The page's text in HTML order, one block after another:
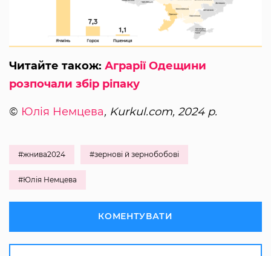
Читайте також: Аграрії Одещини
розпочали збір ріпаку
© Юлія Немцева, Kurkul.com, 2024 р.
#жнива2024 #зернові й зернобобові
#Юлія Немцева
КОМЕНТУВАТИ